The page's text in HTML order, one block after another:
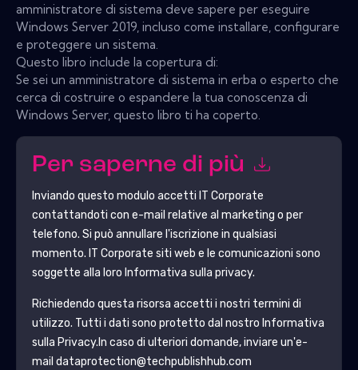
amministratore di sistema deve sapere per eseguire
Windows Server 2019, incluso come installare, configurare
e proteggere un sistema.
Questo libro include la copertura di:
Se sei un amministratore di sistema in erba o esperto che
cerca di costruire o espandere la tua conoscenza di
Windows Server, questo libro ti ha coperto.
Per saperne di più
Inviando questo modulo accetti IT Corporate
contattandoti con e-mail relative al marketing o per
telefono. Si può annullare l'iscrizione in qualsiasi
momento. IT Corporate siti web e le comunicazioni sono
soggette alla loro Informativa sulla privacy.
Richiedendo questa risorsa accetti i nostri termini di
utilizzo. Tutti i dati sono protetto dal nostro Informativa
sulla Privacy.In caso di ulteriori domande, inviare un'e-
mail dataprotection@techpublishhub.com